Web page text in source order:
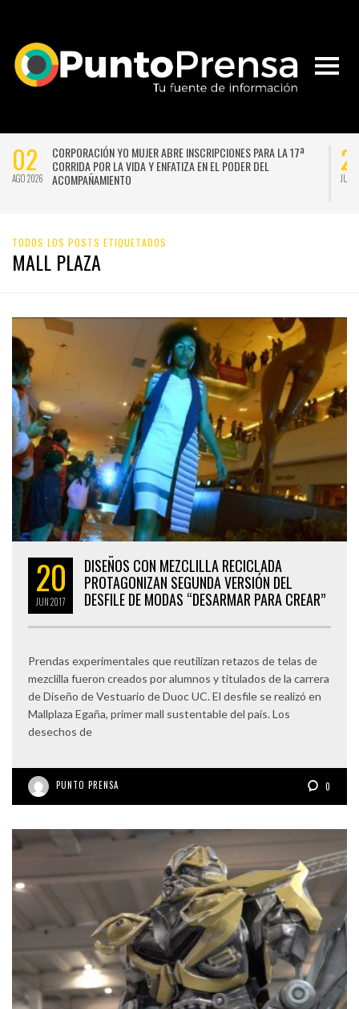
02
AGO 2026
CORPORACIÓN YO MUJER ABRE INSCRIPCIONES PARA LA 17ª
CORRIDA POR LA VIDA Y ENFATIZA EN EL PODER DEL
ACOMPAÑAMIENTO
JUL
TODOS LOS POSTS ETIQUETADOS
MALL PLAZA
20
JUN2017
DISEÑOS CON MEZCLILLA RECICLADA
PROTAGONIZAN SEGUNDA VERSIÓN DEL
DESFILE DE MODAS “DESARMAR PARA CREAR”
Prendas experimentales que reutilizan retazos de telas de
mezclilla fueron creados por alumnos y titulados de la carrera
de Diseño de Vestuario de Duoc UC. El desfile se realizó en
Mallplaza Egaña, primer mall sustentable del país. Los
desechos de
PUNTO PRENSA 0